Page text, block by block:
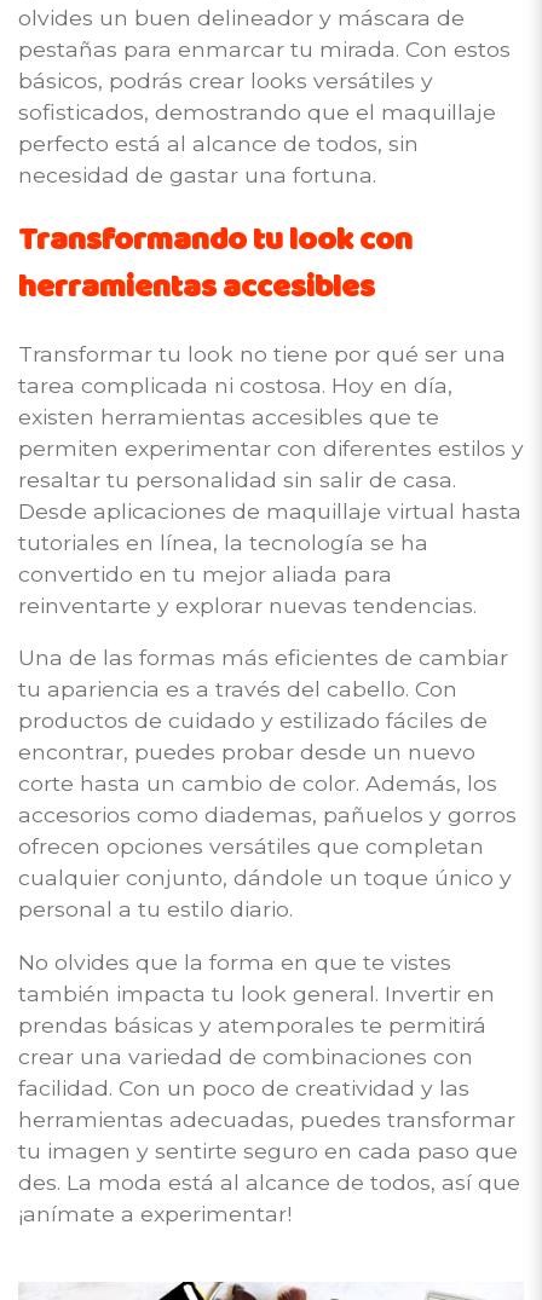
olvides un buen delineador y máscara de
pestañas para enmarcar tu mirada. Con estos
básicos, podrás crear looks versátiles y
sofisticados, demostrando que el maquillaje
perfecto está al alcance de todos, sin
necesidad de gastar una fortuna.
Transformando tu look con
herramientas accesibles
Transformar tu look no tiene por qué ser una
tarea complicada ni costosa. Hoy en día,
existen herramientas accesibles que te
permiten experimentar con diferentes estilos y
resaltar tu personalidad sin salir de casa.
Desde aplicaciones de maquillaje virtual hasta
tutoriales en línea, la tecnología se ha
convertido en tu mejor aliada para
reinventarte y explorar nuevas tendencias.
Una de las formas más eficientes de cambiar
tu apariencia es a través del cabello. Con
productos de cuidado y estilizado fáciles de
encontrar, puedes probar desde un nuevo
corte hasta un cambio de color. Además, los
accesorios como diademas, pañuelos y gorros
ofrecen opciones versátiles que completan
cualquier conjunto, dándole un toque único y
personal a tu estilo diario.
No olvides que la forma en que te vistes
también impacta tu look general. Invertir en
prendas básicas y atemporales te permitirá
crear una variedad de combinaciones con
facilidad. Con un poco de creatividad y las
herramientas adecuadas, puedes transformar
tu imagen y sentirte seguro en cada paso que
des. La moda está al alcance de todos, así que
¡anímate a experimentar!